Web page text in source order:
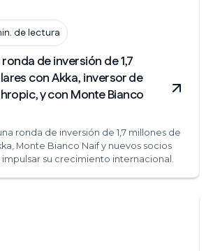
de lectura
de inversión de 1,7
con Akka, inversor de
y con Monte Bianco
ronda de inversión de 1,7 millones de
Monte Bianco Naif y nuevos socios
su crecimiento internacional.